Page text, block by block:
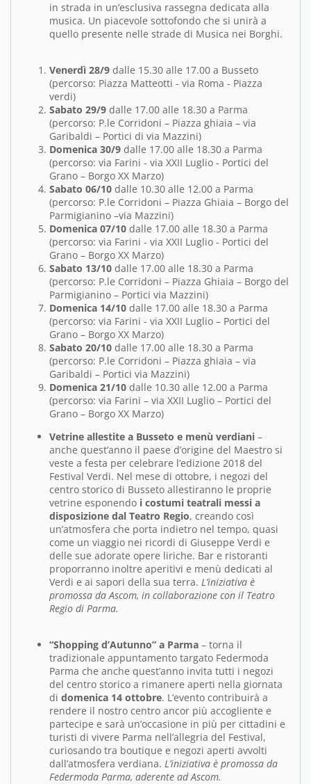
in strada in un’esclusiva rassegna dedicata alla
musica. Un piacevole sottofondo che si unirà a
quello presente nelle strade di Musica nei Borghi.
Venerdì 28/9 dalle 15.30 alle 17.00 a Busseto
(percorso: Piazza Matteotti - via Roma - Piazza
verdi)
Sabato 29/9 dalle 17.00 alle 18.30 a Parma
(percorso: P.le Corridoni – Piazza ghiaia – via
Garibaldi – Portici di via Mazzini)
Domenica 30/9 dalle 17.00 alle 18.30 a Parma
(percorso: via Farini - via XXII Luglio - Portici del
Grano – Borgo XX Marzo)
Sabato 06/10 dalle 10.30 alle 12.00 a Parma
(percorso: P.le Corridoni – Piazza Ghiaia – Borgo del
Parmigianino –via Mazzini)
Domenica 07/10 dalle 17.00 alle 18.30 a Parma
(percorso: via Farini - via XXII Luglio - Portici del
Grano – Borgo XX Marzo)
Sabato 13/10 dalle 17.00 alle 18.30 a Parma
(percorso: P.le Corridoni – Piazza Ghiaia – Borgo del
Parmigianino – Portici via Mazzini)
Domenica 14/10 dalle 17.00 alle 18.30 a Parma
(percorso: via Farini - via XXII Luglio – Portici del
Grano – Borgo XX Marzo)
Sabato 20/10 dalle 17.00 alle 18.30 a Parma
(percorso: P.le Corridoni – Piazza ghiaia – via
Garibaldi – Portici via Mazzini)
Domenica 21/10 dalle 10.30 alle 12.00 a Parma
(percorso: via Farini – via XXII Luglio – Portici del
Grano – Borgo XX Marzo)
Vetrine allestite a Busseto e menù verdiani –
anche quest’anno il paese d’origine del Maestro si
veste a festa per celebrare l’edizione 2018 del
Festival Verdi. Nel mese di ottobre, i negozi del
centro storico di Busseto allestiranno le proprie
vetrine esponendo i costumi teatrali messi a
disposizione dal Teatro Regio, creando così
un’atmosfera che porta indietro nel tempo, quasi
come un viaggio nei ricordi di Giuseppe Verdi e
delle sue adorate opere liriche. Bar e ristoranti
proporranno inoltre aperitivi e menù dedicati al
Verdi e ai sapori della sua terra. L’iniziativa è
promossa da Ascom, in collaborazione con il Teatro
Regio di Parma.
“Shopping d’Autunno” a Parma – torna il
tradizionale appuntamento targato Federmoda
Parma che anche quest’anno invita tutti i negozi
del centro storico a rimanere aperti nella giornata
di domenica 14 ottobre. L’evento contribuirà a
rendere il nostro centro ancor più accogliente e
partecipe e sarà un’occasione in più per cittadini e
turisti di vivere Parma nell’allegria del Festival,
curiosando tra boutique e negozi aperti avvolti
dall’atmosfera verdiana. L’iniziativa è promossa da
Federmoda Parma, aderente ad Ascom.